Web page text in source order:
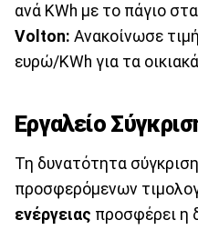
ανά KWh με το πάγιο
Volton: Ανακοίνωσε
ευρώ/KWh για τα
Εργαλείο
Τη δυνατότητα
προσφερόμενων
ενέργειας προσφέρει η